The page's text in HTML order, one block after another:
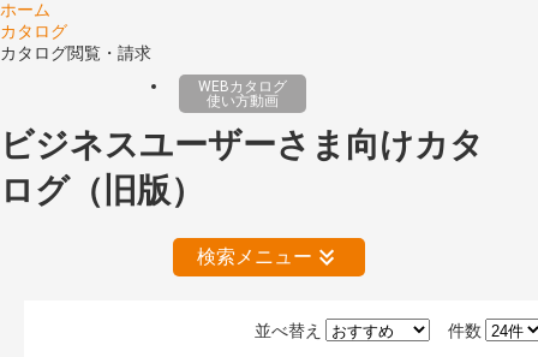
ホーム
カタログ
カタログ閲覧・請求
WEBカタログ
使い方動画
ビジネスユーザーさま向けカタ
ログ（旧版）
検索メニュー
件数
並べ替え